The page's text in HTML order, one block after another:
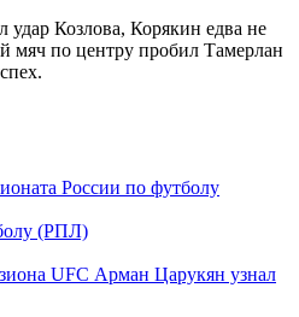
удар Козлова, Корякин едва не
мяч по центру пробил Тамерлан
России по футболу
(РПЛ)
UFC Арман Царукян узнал